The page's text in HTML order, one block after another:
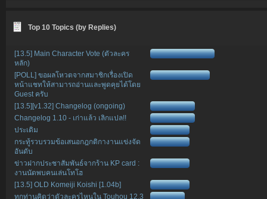
Top 10 Topics (by Replies)
[13.5] Main Character Vote (ตัวละคร
หลัก)
[POLL] ขอผลโหวตจากสมาชิกเรื่องเปิด
หน้าแชทให้สามารถอ่านและพูดคุยได้โดย
Guest ครับ
[13.5][v1.32] Changelog (ongoing)
Changelog 1.10 - เก่าแล้ว เลิกแปล!!
ประเดิม
กระทู้รวบรวมข้อเสนอกฎกติกางานแข่งจัด
อันดับ
ข่าวฝากประชาสัมพันธ์จากร้าน KP card :
งานนัดพบคนเล่นโทโฮ
[13.5] OLD Komeiji Koishi [1.04b]
ทุกท่านคิดว่าตัวละครไหนใน Touhou 12.3